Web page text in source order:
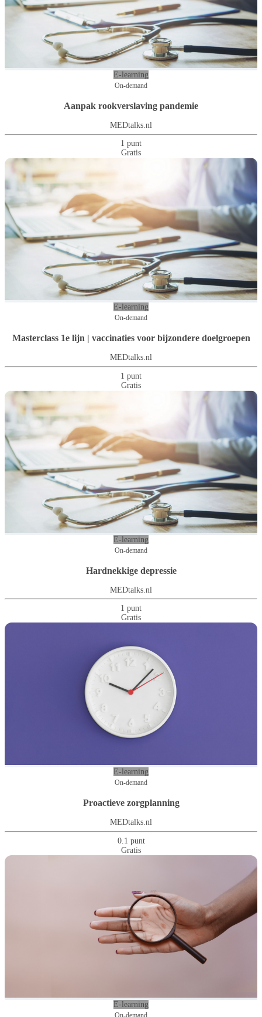
E-learning
On-demand
Aanpak rookverslaving pandemie
MEDtalks.nl
1 punt
Gratis
E-learning
On-demand
Masterclass 1e lijn | vaccinaties voor bijzondere doelgroepen
MEDtalks.nl
1 punt
Gratis
E-learning
On-demand
Hardnekkige depressie
MEDtalks.nl
1 punt
Gratis
E-learning
On-demand
Proactieve zorgplanning
MEDtalks.nl
0.1 punt
Gratis
E-learning
On-demand